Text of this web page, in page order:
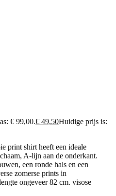
€ 99,00.€ 49,50Huidige prijs is:
print shirt heeft een ideale
A-lijn aan de onderkant.
een ronde hals en een
zomerse prints in
ongeveer 82 cm. visose